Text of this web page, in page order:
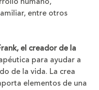
entre otros
el creador de la
para ayudar a
de la vida. La crea
elementos de una